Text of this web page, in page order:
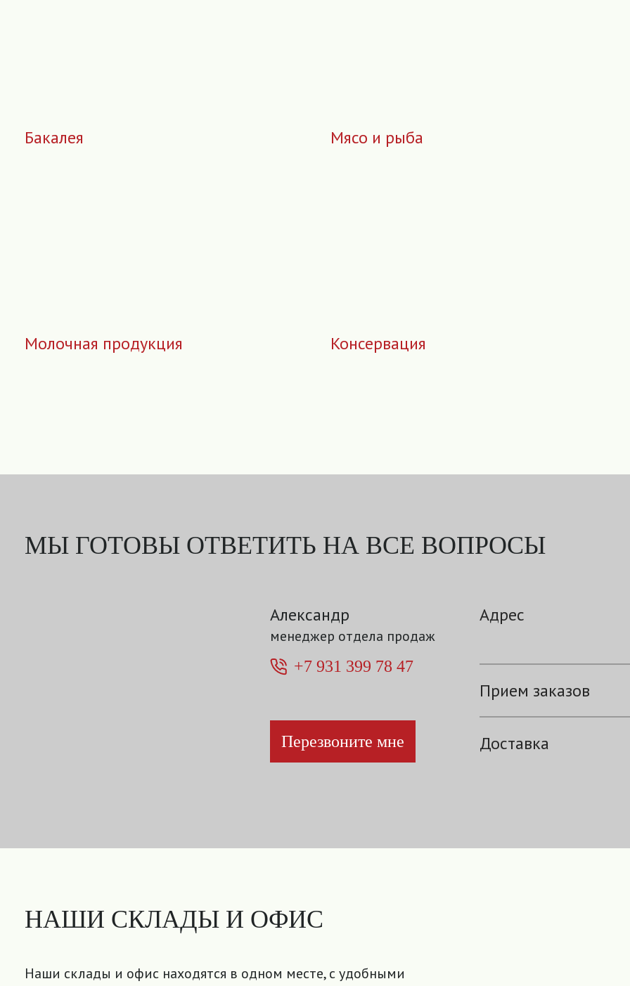
Бакалея Мясо и рыба
Молочная продукция Консервация
МЫ ГОТОВЫ ОТВЕТИТЬ НА ВСЕ ВОПРОСЫ
Александр
менеджер отдела продаж
+7 931 399 78 47
Перезвоните мне
Адрес
Прием заказов
Доставка
НАШИ СКЛАДЫ И ОФИС
Наши склады и офис находятся в одном месте, с удобными